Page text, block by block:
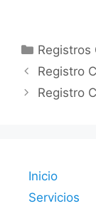
Registros
Registro
Registro
Inicio
Servicios